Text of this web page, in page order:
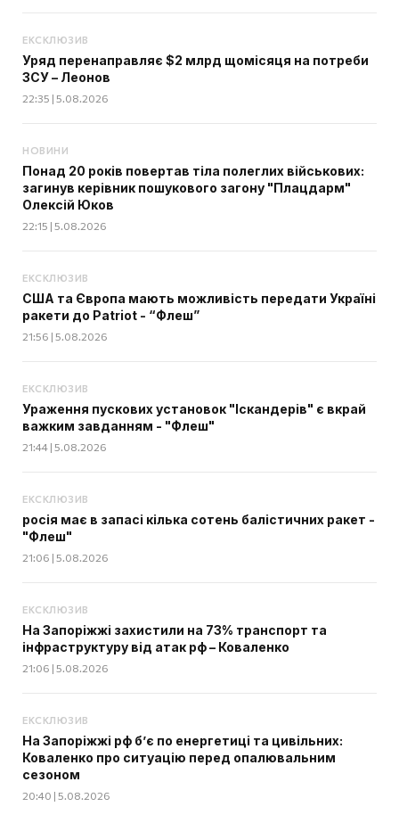
ЕКСКЛЮЗИВ
Уряд перенаправляє $2 млрд щомісяця на потреби
ЗСУ – Леонов
22:35 | 5.08.2026
НОВИНИ
Понад 20 років повертав тіла полеглих військових:
загинув керівник пошукового загону "Плацдарм"
Олексій Юков
22:15 | 5.08.2026
ЕКСКЛЮЗИВ
США та Європа мають можливість передати Україні
ракети до Patriot - “Флеш”
21:56 | 5.08.2026
ЕКСКЛЮЗИВ
Ураження пускових установок "Іскандерів" є вкрай
важким завданням - "Флеш"
21:44 | 5.08.2026
ЕКСКЛЮЗИВ
росія має в запасі кілька сотень балістичних ракет -
"Флеш"
21:06 | 5.08.2026
ЕКСКЛЮЗИВ
На Запоріжжі захистили на 73% транспорт та
інфраструктуру від атак рф – Коваленко
21:06 | 5.08.2026
ЕКСКЛЮЗИВ
На Запоріжжі рф б’є по енергетиці та цивільних:
Коваленко про ситуацію перед опалювальним
сезоном
20:40 | 5.08.2026